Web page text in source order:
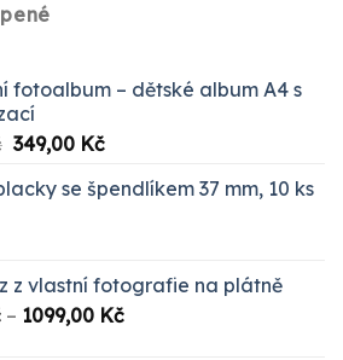
fotoalbum – dětské album A4 s
Původní
byla:
349,00 KčAktuální
je:
se špendlíkem 37 mm, 10 ks
z vlastní fotografie na plátně
– 1099,00 KčRozpětí